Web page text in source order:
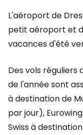
L'aéroport de
petit aéroport et
vacances d'été
Des vols réguliers
de l'année sont
à destination de
par jour),
Swiss à